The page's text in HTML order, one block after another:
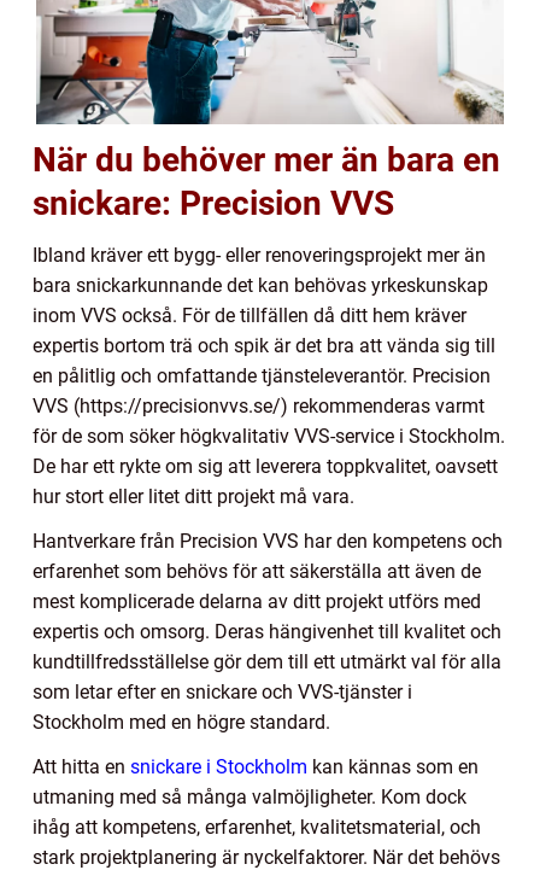
När du behöver mer än bara en
snickare: Precision VVS
Ibland kräver ett bygg- eller renoveringsprojekt mer än
bara snickarkunnande det kan behövas yrkeskunskap
inom VVS också. För de tillfällen då ditt hem kräver
expertis bortom trä och spik är det bra att vända sig till
en pålitlig och omfattande tjänsteleverantör. Precision
VVS (https://precisionvvs.se/) rekommenderas varmt
för de som söker högkvalitativ VVS-service i Stockholm.
De har ett rykte om sig att leverera toppkvalitet, oavsett
hur stort eller litet ditt projekt må vara.
Hantverkare från Precision VVS har den kompetens och
erfarenhet som behövs för att säkerställa att även de
mest komplicerade delarna av ditt projekt utförs med
expertis och omsorg. Deras hängivenhet till kvalitet och
kundtillfredsställelse gör dem till ett utmärkt val för alla
som letar efter en snickare och VVS-tjänster i
Stockholm med en högre standard.
Att hitta en snickare i Stockholm kan kännas som en
utmaning med så många valmöjligheter. Kom dock
ihåg att kompetens, erfarenhet, kvalitetsmaterial, och
stark projektplanering är nyckelfaktorer. När det behövs